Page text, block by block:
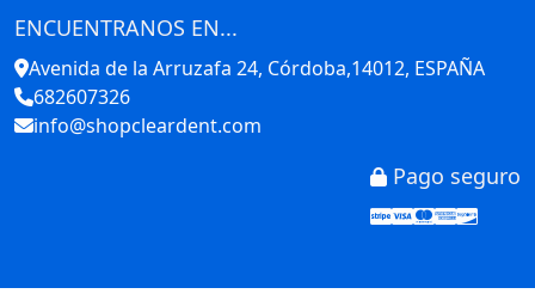
ENCUENTRANOS EN...
Avenida de la Arruzafa 24, Córdoba,14012, ESPAÑA
682607326
info@shopcleardent.com
Pago seguro
Stripe
Visa